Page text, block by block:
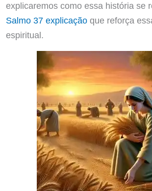
explicaremos como essa história se
Salmo 37 explicaçãoque reforça
espiritual.